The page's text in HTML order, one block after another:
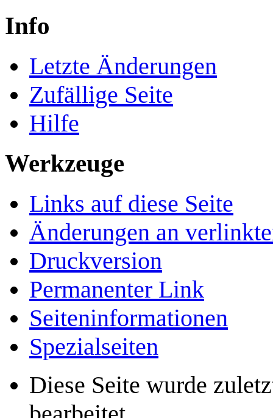
Info
Letzte Änderungen
Zufällige Seite
Hilfe
Werkzeuge
Links auf diese Seite
Änderungen an
Druckversion
Permanenter Link
Seiten­­informationen
Spezialseiten
Diese Seite wurde